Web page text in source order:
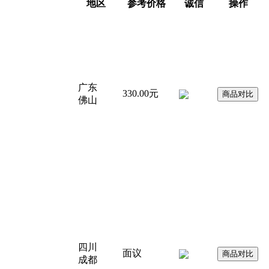
地区 参考价格 诚信 操作
广东
佛山
330.00元
四川
成都
面议